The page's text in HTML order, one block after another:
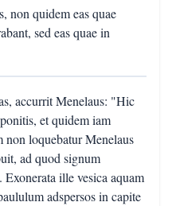
non quidem eas quae
sed eas quae in
accurrit Menelaus: "Hic
et quidem iam
loquebatur Menelaus
ad quod signum
ille vesica aquam
adspersos in capite